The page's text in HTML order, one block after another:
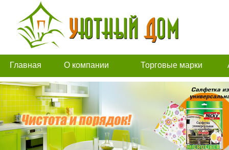
Главная О компании Торговые марки